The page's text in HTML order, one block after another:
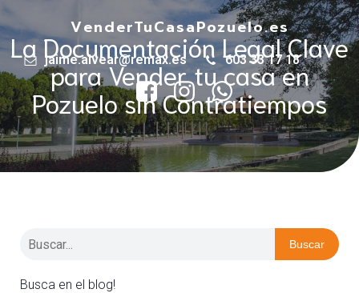
VenderTuCasaPozuelo.es
jaime.alvear@remax.es 603 33 17 18
La Documentación Legal Clave
para Vender tu casa en
Pozuelo sin Contratiempos
Buscar
Busca en el blog!